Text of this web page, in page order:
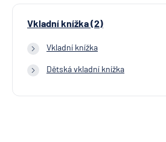
Vkladní knížka (2)
Vkladní knížka
Dětská vkladní knížka